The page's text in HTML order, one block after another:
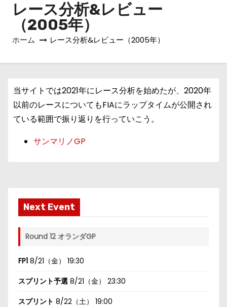
レース分析&レビュー
（2005年）
ホーム レース分析&レビュー（2005年）
当サイトでは2021年にレース分析を始めたが、2020年
以前のレースについてもFIAにラップタイムが公開され
ている範囲で振り返りを行っていこう。
サンマリノGP
Next Event
Round 12 オランダGP
FP1 8/21（金） 19:30
スプリント予選 8/21（金） 23:30
スプリント 8/22（土） 19:00